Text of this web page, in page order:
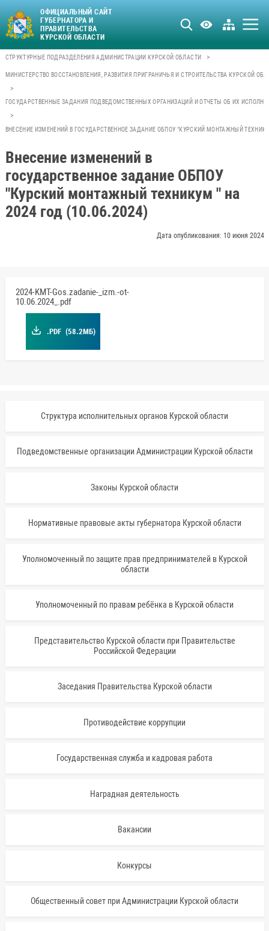
ОФИЦИАЛЬНЫЙ САЙТ
ГУБЕРНАТОРА И
ПРАВИТЕЛЬСТВА
КУРСКОЙ ОБЛАСТИ
СТРУКТУРНЫЕ ПОДРАЗДЕЛЕНИЯ АДМИНИСТРАЦИИ КУРСКОЙ ОБЛАСТИ >
МИНИСТЕРСТВО ВОССТАНОВЛЕНИЯ, РАЗВИТИЯ ПРИГРАНИЧЬЯ И СТРОИТЕЛЬСТВА КУРСКОЙ
>
ГОСУДАРСТВЕННЫЕ ЗАДАНИЯ ПОДВЕДОМСТВЕННЫХ ОРГАНИЗАЦИЙ И ОТЧЕТЫ ОБ ИХ
>
ВНЕСЕНИЕ ИЗМЕНЕНИЙ В ГОСУДАРСТВЕННОЕ ЗАДАНИЕ ОБПОУ "КУРСКИЙ МОНТАЖНЫЙ
Внесение изменений в
государственное задание ОБПОУ
"Курский монтажный техникум " на
2024 год (10.06.2024)
Дата опубликования: 10 июня 2024
2024-KMT-Gos.zadanie-_izm.-ot-
10.06.2024_.pdf
.PDF (58.2МБ)
Структура исполнительных органов Курской области
Подведомственные организации Администрации Курской области
Законы Курской области
Нормативные правовые акты губернатора Курской области
Уполномоченный по защите прав предпринимателей в Курской
области
Уполномоченный по правам ребёнка в Курской области
Представительство Курской области при Правительстве
Российской Федерации
Заседания Правительства Курской области
Противодействие коррупции
Государственная служба и кадровая работа
Наградная деятельность
Вакансии
Конкурсы
Общественный совет при Администрации Курской области